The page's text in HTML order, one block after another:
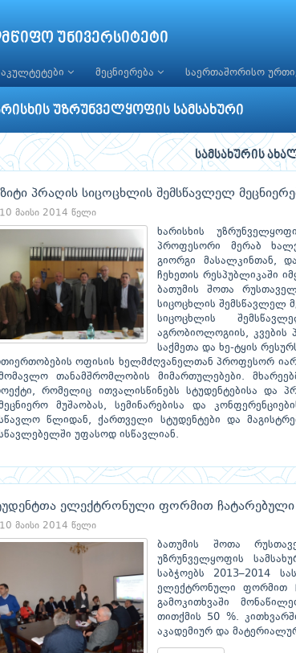
უნივერსიტეტი
მეცნიერება საერთაშორისო
უზრუნველყოფის სამსახური
სამსახურის
პრაღის სიცოცხლის შემსწავლელ
10 მაისი 2014 წელი
ხარისხის
პროფესორი მერაბ
გიორგი მასალკინთან,
ჩეხეთის რესპუბლიკაში
ბათუმის შოთა
სიცოცხლის შემსწავლელ
სიცოცხლის
აგრობიოლოგიის, კვების
საქმეთა და ხე-ტყის
ოფისის ხელმძღვანელთან პროფესორ
თანამშრომლობის მიმართულებები.
რომელიც ითვალისწინებს სტუდენტებისა და
მუშაობას, სემინარებისა და
წლიდან, ქართველი სტუდენტები და
უფასოდ ისწავლიან.
ელექტრონული ფორმით ჩატარებული
10 მაისი 2014 წელი
ბათუმის შოთა
უზრუნველყოფის
საბჭოებს 2013–2014
ელექტრონული ფორმით
გამოკითხვაში
თითქმის 50 %.
აკადემიურ და